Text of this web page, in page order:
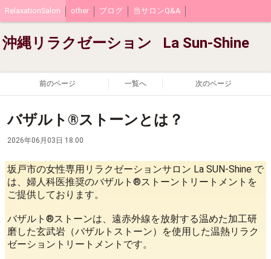
RelaxationSalon other ブログ 当サロンQ&A
沖縄リラクゼーション La Sun-Shine
前のページ 一覧へ 次のページ
バザルト®ストーンとは？
2026年06月03日 18:00
坂戸市の女性専用リラクゼーションサロン La SUN-Shine で
は、婦人科医推奨のバザルト®ストーントリートメントを
ご提供しております。
バザルト®ストーンは、遠赤外線を放射する温めた加工研
磨した玄武岩（バザルトストーン）を使用した温熱リラク
ゼーショントリートメントです。